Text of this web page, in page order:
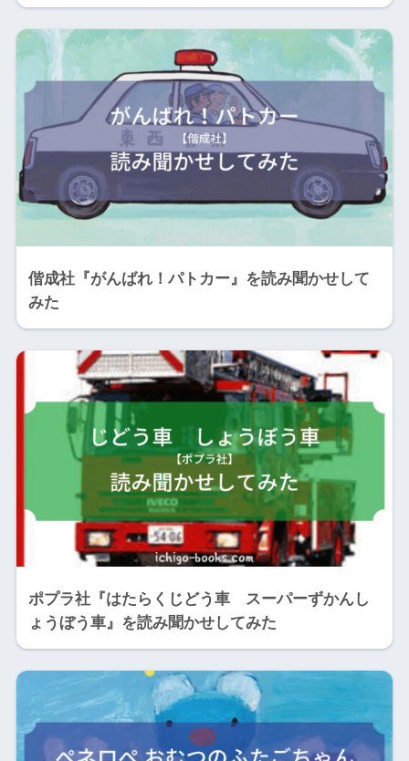
偕成社『がんばれ！パトカー』を読み聞かせして
みた
ポプラ社『はたらくじどう車 スーパーずかんし
ょうぼう車』を読み聞かせしてみた